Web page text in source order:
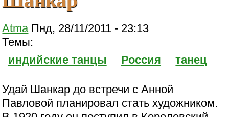
Atma Пнд, 28/11/2011 - 23:13
Темы:
индийские танцы
Россия танец
Удай Шанкар до встречи с Анной
Павловой планировал стать художником.